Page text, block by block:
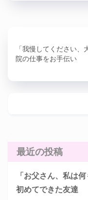
「我慢してください
院の仕事をお手伝い
最近の投稿
「お父さん、私は
初めてできた友達